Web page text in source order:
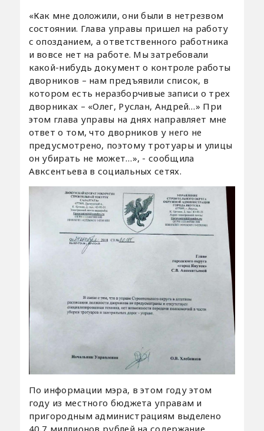
«Как мне доложили, они были в нетрезвом
состоянии. Глава управы пришел на работу
с опозданием, а ответственного работника
и вовсе нет на работе. Мы затребовали
какой-нибудь документ о контроле работы
дворников – нам предъявили список, в
котором есть неразборчивые записи о трех
дворниках – «Олег, Руслан, Андрей…» При
этом глава управы на днях направляет мне
ответ о том, что дворников у него не
предусмотрено, поэтому тротуары и улицы
он убирать не может…», - сообщила
Авксентьева в социальных сетях.
По информации мэра, в этом году этом
году из местного бюджета управам и
пригородным администрациям выделено